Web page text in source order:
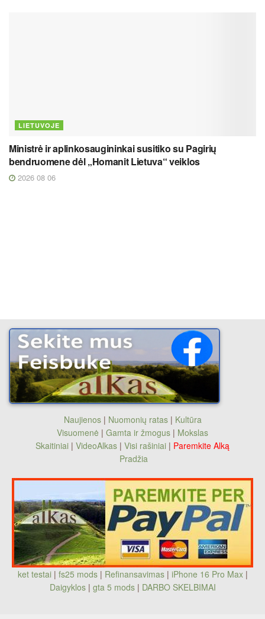
LIETUVOJE
Ministrė ir aplinkosaugininkai susitiko su Pagirių
bendruomene dėl „Homanit Lietuva“ veiklos
2026 08 06
Naujienos| Nuomonių ratas| Kultūra
Visuomenė | Gamta ir žmogus | Mokslas
Skaitiniai | VideoAlkas | Visi rašiniai | Paremkite Alką
Pradžia
ket testai | fs25 mods| Refinansavimas| iPhone 16 Pro Max|
Daigyklos| gta 5 mods | DARBO SKELBIMAI